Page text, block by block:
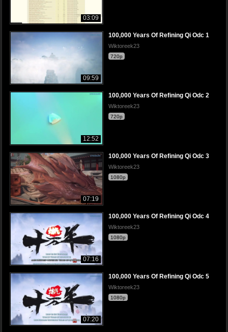
03:09
09:59
100,000 Years Of Refining Qi Odc 1
Wiktoreek23
720p
12:52
100,000 Years Of Refining Qi Odc 2
Wiktoreek23
720p
07:19
100,000 Years Of Refining Qi Odc 3
Wiktoreek23
1080p
07:16
100,000 Years Of Refining Qi Odc 4
Wiktoreek23
1080p
07:20
100,000 Years Of Refining Qi Odc 5
Wiktoreek23
1080p